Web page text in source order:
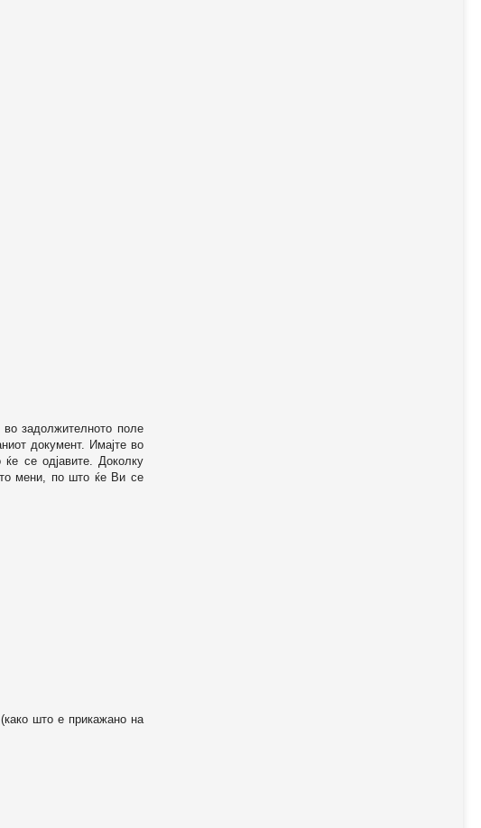
во задолжителното поле
документ. Имајте во
се одјавите. Доколку
мени, по што ќе Ви се
(како што е прикажано на